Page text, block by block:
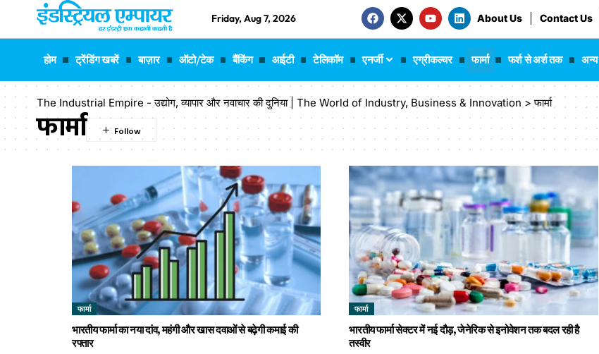
Friday, Aug 7, 2026 About Us Contact Us
होम ट्रेंडिंग खबरें बाज़ार ऑटो/टेक बैंकिंग आईटी टेलिकॉम एनर्जी एग्रीकल्चर फार्मा फर्श से अर्श तक अन्य
The Industrial Empire - उद्योग, व्यापार और नवाचार की दुनिया | The World of Industry, Business & Innovation >फार्मा
फार्मा
फार्मा
भारतीय फार्मा का नया दांव, महंगी और खास दवाओं से बढ़ेगी कमाई की
रफ्तार
फार्मा
भारतीय फार्मा सेक्टर में नई दौड़, जेनेरिक से इनोवेशन तक बदल रही है
तस्वीर